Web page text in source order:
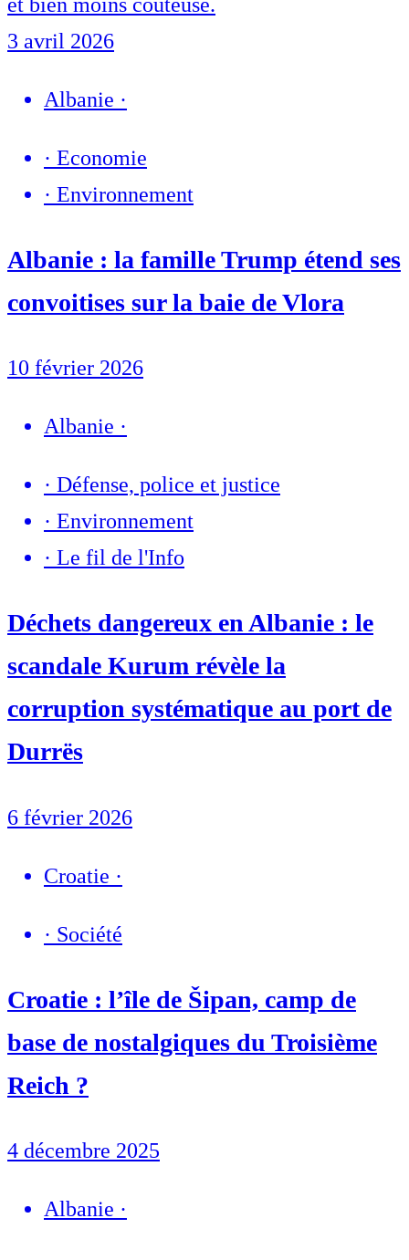
et bien moins coûteuse.
3 avril 2026
Albanie ·
· Economie
· Environnement
Albanie : la famille Trump étend ses
convoitises sur la baie de Vlora
10 février 2026
Albanie ·
· Défense, police et justice
· Environnement
· Le fil de l'Info
Déchets dangereux en Albanie : le
scandale Kurum révèle la
corruption systématique au port de
Durrës
6 février 2026
Croatie ·
· Société
Croatie : l’île de Šipan, camp de
base de nostalgiques du Troisième
Reich ?
4 décembre 2025
Albanie ·